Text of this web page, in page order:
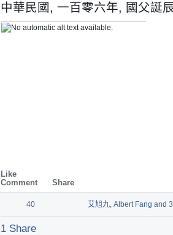
中華民國, 一百零六年, 國父誕
Like
Comment
Share
40 艾旭九, Albert Fang and
1 Share